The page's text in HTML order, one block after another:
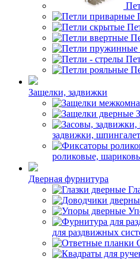
Защелки, задвижки
задвижки,
роликовые,
Дверная фурнитура
для раздвижных